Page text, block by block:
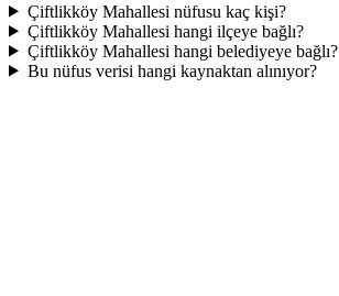
Çiftlikköy Mahallesi nüfusu kaç kişi?
Çiftlikköy Mahallesi hangi ilçeye bağlı?
Çiftlikköy Mahallesi hangi belediyeye bağlı?
Bu nüfus verisi hangi kaynaktan alınıyor?